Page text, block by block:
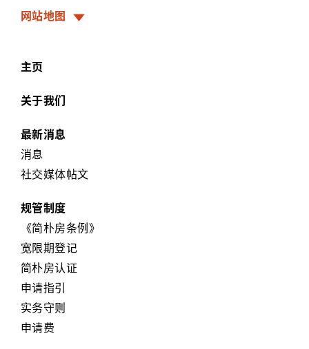
网站地图
主页
关于我们
最新消息
消息
社交媒体帖文
规管制度
《简朴房条例》
宽限期登记
简朴房认证
申请指引
实务守则
申请费